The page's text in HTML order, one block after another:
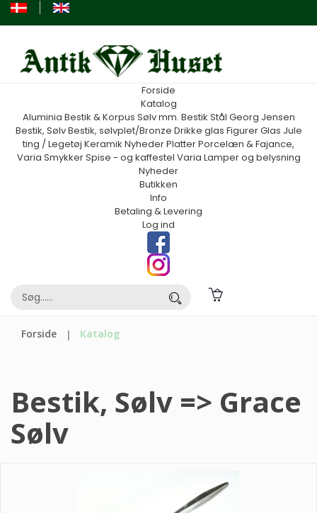
Forside
Katalog
Aluminia Bestik & Korpus Sølv mm. Bestik Stål Georg Jensen
Bestik, SølvBestik, sølvplet/Bronze Drikke glas FigurerGlas Jule
ting / Legetøj Keramik NyhederPlatterPorcelæn & Fajance,
Varia SmykkerSpise - og kaffestel Varia Lamper og belysning
Nyheder
Butikken
Info
Betaling & Levering
Log ind
Forside Katalog
Bestik, Sølv => Grace
Sølv